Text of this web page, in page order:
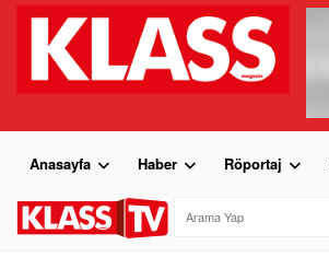
Anasayfa Haber Röportaj